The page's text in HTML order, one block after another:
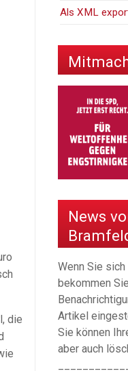
die
Als XML
News
Wenn Sie
bekommen
Artikel
Sie können
aber auch